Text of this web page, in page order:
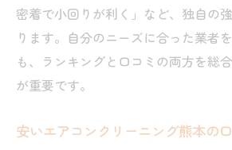
密着で小回りが利く」など、独自の
ります。自分のニーズに合った業者
も、ランキングと口コミの両方を総
が重要です。
安いエアコンクリーニング熊本の